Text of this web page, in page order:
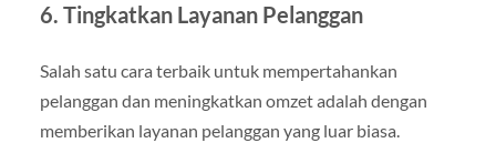
6. Tingkatkan Layanan Pelanggan
Salah satu cara terbaik untuk mempertahankan
pelanggan dan meningkatkan omzet adalah dengan
memberikan layanan pelanggan yang luar biasa.